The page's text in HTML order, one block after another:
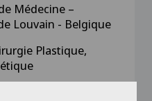
Médecine –
Louvain - Belgique
Plastique,